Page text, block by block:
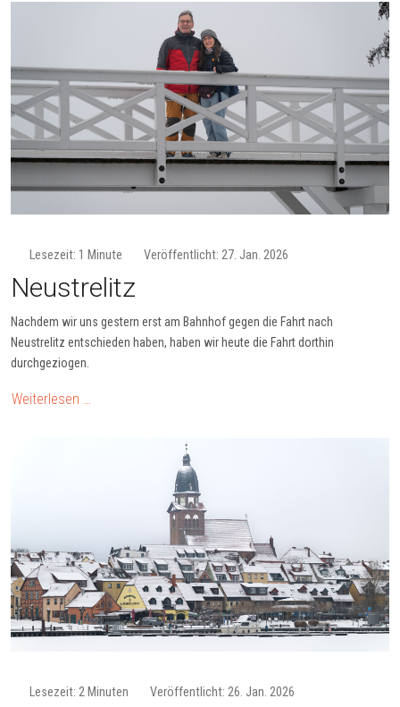
Lesezeit: 1 Minute Veröffentlicht: 27. Jan. 2026
Neustrelitz
Nachdem wir uns gestern erst am Bahnhof gegen die Fahrt nach
Neustrelitz entschieden haben, haben wir heute die Fahrt dorthin
durchgeziogen.
Weiterlesen …
Lesezeit: 2 Minuten Veröffentlicht: 26. Jan. 2026